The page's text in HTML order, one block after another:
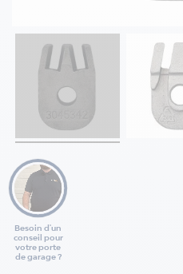
Besoin d'un
conseil pour
votre porte
de garage ?